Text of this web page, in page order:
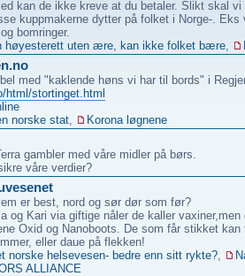
kan de ikke kreve at du betaler. Slikt skal
kuppmakerne dytter på folket i Norge-. Eks
bomringer.
høyesterett uten ære, kan ikke folket bære,
med "kaklende høns vi har til bords" i
html/stortinget.html
norske stat, Korona løgnene
gambler med våre midler på børs.
våre verdier?
er best, nord og sør dør som før?
og Kari via giftige nåler de kaller vaxiner,men
Oxid og Nanoboots. De som får stikket kan
eller daue på flekken!
norske helsevesen- bedre enn sitt rykte?,
ALLIANCE